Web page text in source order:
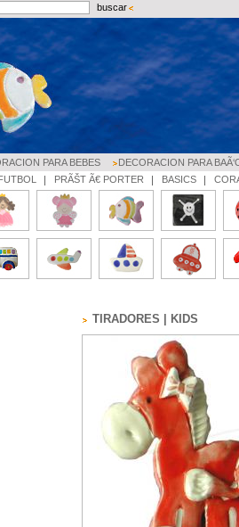
buscar
PARA BEBES
DECORACION PARA
PRÃŠT Ã€ PORTER BASICS
TIRADORES | KIDS